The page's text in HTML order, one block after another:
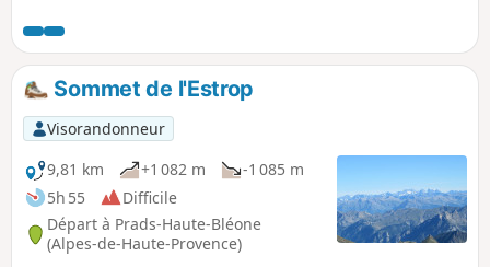
panorama au sommet est fantastique sur l'ensemble de la
Chaîne du Champsaur, des Écrins, du Queyras, et le
Mercantour. Vous croiserez sans aucun doute chamois,
bouquetins et marmottes. Cette étape demande un pied
sûr.
Sommet de l'Estrop
Visorandonneur
9,81 km
+1 082 m
-1 085 m
5h 55
Difficile
Départ à Prads-Haute-Bléone
(Alpes-de-Haute-Provence)